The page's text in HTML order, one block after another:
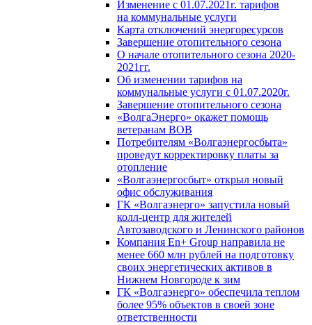
Изменение с 01.07.2021г. тарифов
на коммунальные услуги
Карта отключений энергоресурсов
Завершение отопительного сезона
О начале отопительного сезона 2020-
2021гг.
Об изменении тарифов на
коммунальные услуги с 01.07.2020г.
Завершение отопительного сезона
«ВолгаЭнерго» окажет помощь
ветеранам ВОВ
Потребителям «Волгаэнергосбыта»
проведут корректировку платы за
отопление
«Волгаэнергосбыт» открыл новый
офис обслуживания
ГК «Волгаэнерго» запустила новый
колл-центр для жителей
Автозаводского и Ленинского районов
Компания En+ Group направила не
менее 660 млн рублей на подготовку
своих энергетических активов в
Нижнем Новгороде к зим
ГК «Волгаэнерго» обеспечила теплом
более 95% объектов в своей зоне
ответственности